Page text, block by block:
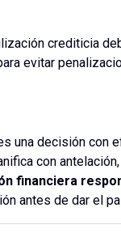
crediticia
evitar
una decisión con
con
financiera
antes de dar el